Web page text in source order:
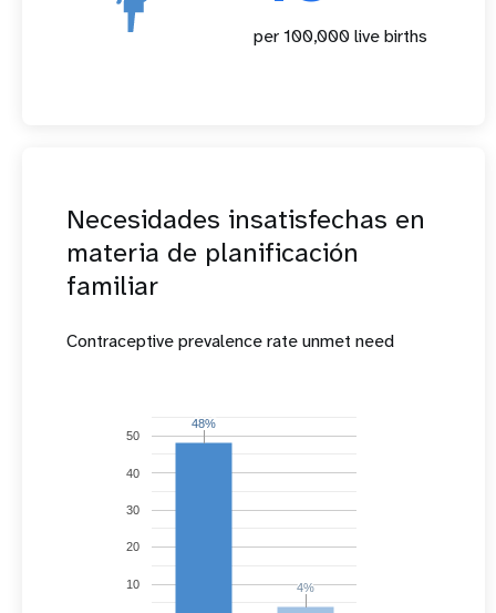
per 100,000 live births
Necesidades insatisfechas en
materia de planificación
familiar
Contraceptive prevalence rate unmet need
10
20
30
40
50
48%
48%
4%
4%